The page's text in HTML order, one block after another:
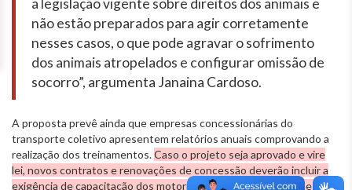
a legislação vigente sobre direitos dos animais e
não estão preparados para agir corretamente
nesses casos, o que pode agravar o sofrimento
dos animais atropelados e configurar omissão de
socorro”, argumenta Janaina Cardoso.
A proposta prevê ainda que empresas concessionárias do
transporte coletivo apresentem relatórios anuais comprovando a
realização dos treinamentos.Caso o projeto seja aprovado e vire
lei, novos contratos e renovações de concessão deverão incluir a
exigência de capacitação dos motoristas, sob pena de sanções